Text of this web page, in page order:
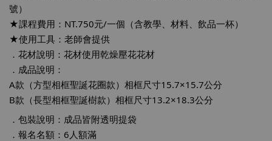
號）
★課程費用：NT.750元/一個（含教學、材料、飲品一杯）
★使用工具：老師會提供
．花材說明：花材使用乾燥壓花花材
．成品說明：
A款（方型相框聖誕花圈款）相框尺寸15.7×15.7公分
B款（長型相框聖誕樹款）相框尺寸13.2×18.3公分
．包裝說明：成品皆附透明提袋
．報名名額：6人額滿